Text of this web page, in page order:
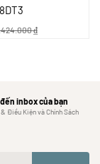
₫
inbox của bạn
Điều Kiện và Chính Sách